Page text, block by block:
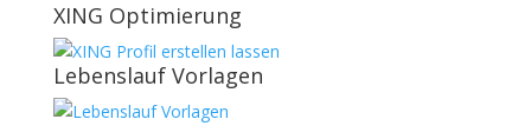
XING Optimierung
Lebenslauf Vorlagen